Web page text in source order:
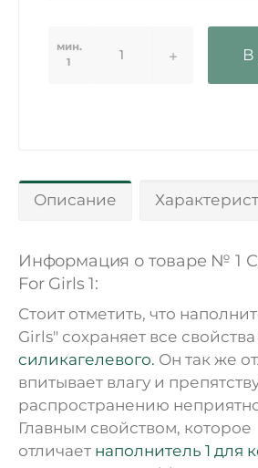
мин.
1
В
Описание
Информация о товаре № 1
For Girls 1:
Стоит отметить, что
Girls" сохраняет все свойства
силикагелевого. Он так же
впитывает влагу и
распространению
Главным свойством, которое
отличает наполнитель 1 для